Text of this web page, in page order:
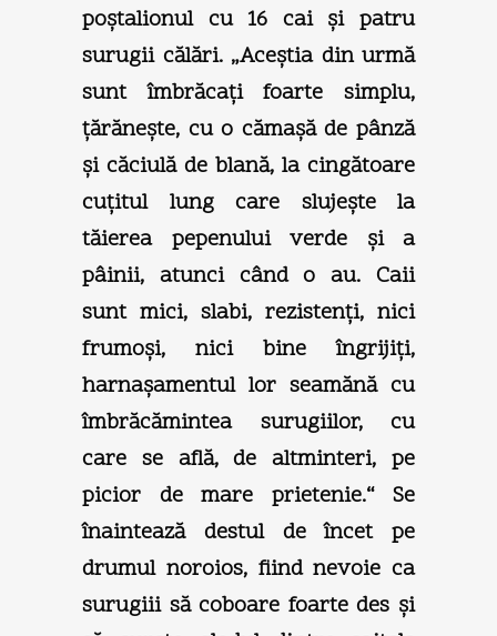
poştalionul cu 16 cai şi patru
surugii călări. „Aceştia din urmă
sunt îmbrăcaţi foarte simplu,
ţărăneşte, cu o cămaşă de pânză
şi căciulă de blană, la cingătoare
cuţitul lung care slujeşte la
tăierea pepenului verde şi a
pâinii, atunci când o au. Caii
sunt mici, slabi, rezistenţi, nici
frumoşi, nici bine îngrijiţi,
harnaşamentul lor seamănă cu
îmbrăcămintea surugiilor, cu
care se află, de altminteri, pe
picior de mare prietenie.“ Se
înaintează destul de încet pe
drumul noroios, fiind nevoie ca
surugiii să coboare foarte des şi